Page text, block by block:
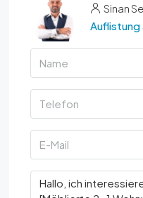
Sinan
Auflistung